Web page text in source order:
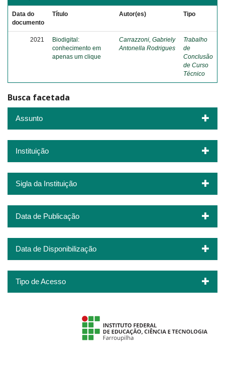
Data do
documento
Título Autor(es) Tipo
2021
Biodigital:
conhecimento em
apenas um clique
Carrazzoni, Gabriely
Antonella Rodrigues
Trabalho
de
Conclusão
de Curso
Técnico
Busca facetada
Assunto
Instituição
Sigla da Instituição
Data de Publicação
Data de Disponibilização
Tipo de Acesso